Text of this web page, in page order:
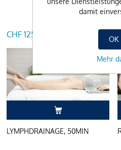
CHF 125.00
LYMPHDRAINAGE, 50MIN
damit
OK
Mehr